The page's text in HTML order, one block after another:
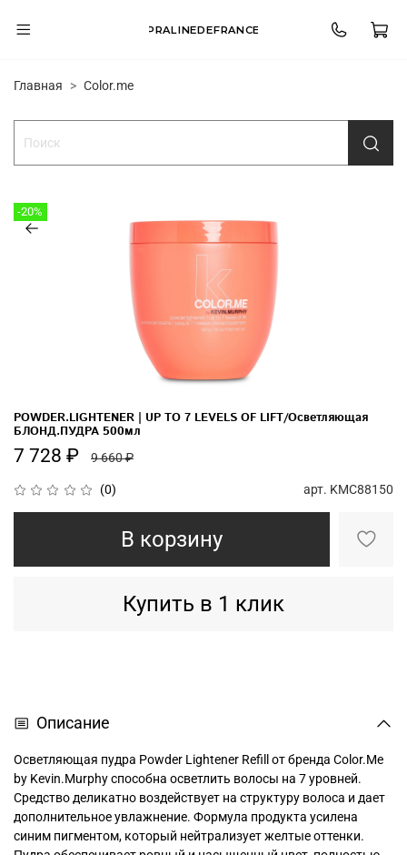
PRALINEDEFRANCE
Главная Color.me
-20%
(0) арт. KMC88150
POWDER.LIGHTENER | UP TO 7 LEVELS OF LIFT/Осветляющая
БЛОНД.ПУДРА 500мл
7 728 ₽ 9 660 ₽
В корзину
Купить в 1 клик
Описание
Осветляющая пудра Powder Lightener Refill от бренда Color.Me
by Kevin.Murphy способна осветлить волосы на 7 уровней.
Средство деликатно воздействует на структуру волоса и дает
дополнительное увлажнение. Формула продукта усилена
синим пигментом, который нейтрализует желтые оттенки.